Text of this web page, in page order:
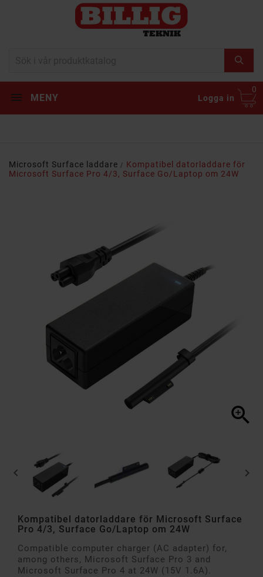
MENY Logga in
0
Microsoft Surface laddare
Kompatibel datorladdare för
Microsoft Surface Pro 4/3, Surface Go/Laptop om 24W

 
Kompatibel datorladdare för Microsoft Surface
Pro 4/3, Surface Go/Laptop om 24W
Compatible computer charger (AC adapter) for,
among others, Microsoft Surface Pro 3 and
Microsoft Surface Pro 4 at 24W (15V 1.6A).